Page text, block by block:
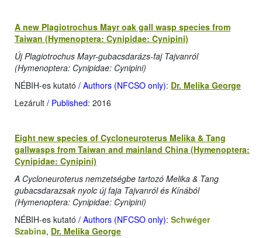
A new Plagiotrochus Mayr oak gall wasp species from
Taiwan (Hymenoptera: Cynipidae: Cynipini)
Új Plagiotrochus Mayr-gubacsdarázs-faj Tajvanról
(Hymenoptera: Cynipidae: Cynipini)
NÉBIH-es kutató / Authors (NFCSO only): Dr. Melika George
Lezárult / Published: 2016
Eight new species of Cycloneuroterus Melika & Tang
gallwasps from Taiwan and mainland China (Hymenoptera:
Cynipidae: Cynipini)
A Cycloneuroterus nemzetségbe tartozó Melika & Tang
gubacsdarazsak nyolc új faja Tajvanról és Kínából
(Hymenoptera: Cynipidae: Cynipini)
NÉBIH-es kutató / Authors (NFCSO only): Schwéger
Szabina, Dr. Melika George